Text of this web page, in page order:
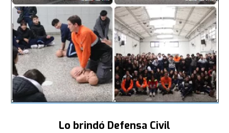
Lo brindó Defensa Civil